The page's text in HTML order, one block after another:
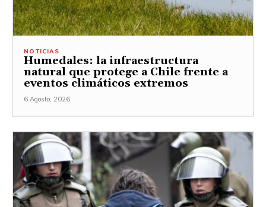
NOTICIAS
Humedales: la infraestructura
natural que protege a Chile frente a
eventos climáticos extremos
6 Agosto, 2026